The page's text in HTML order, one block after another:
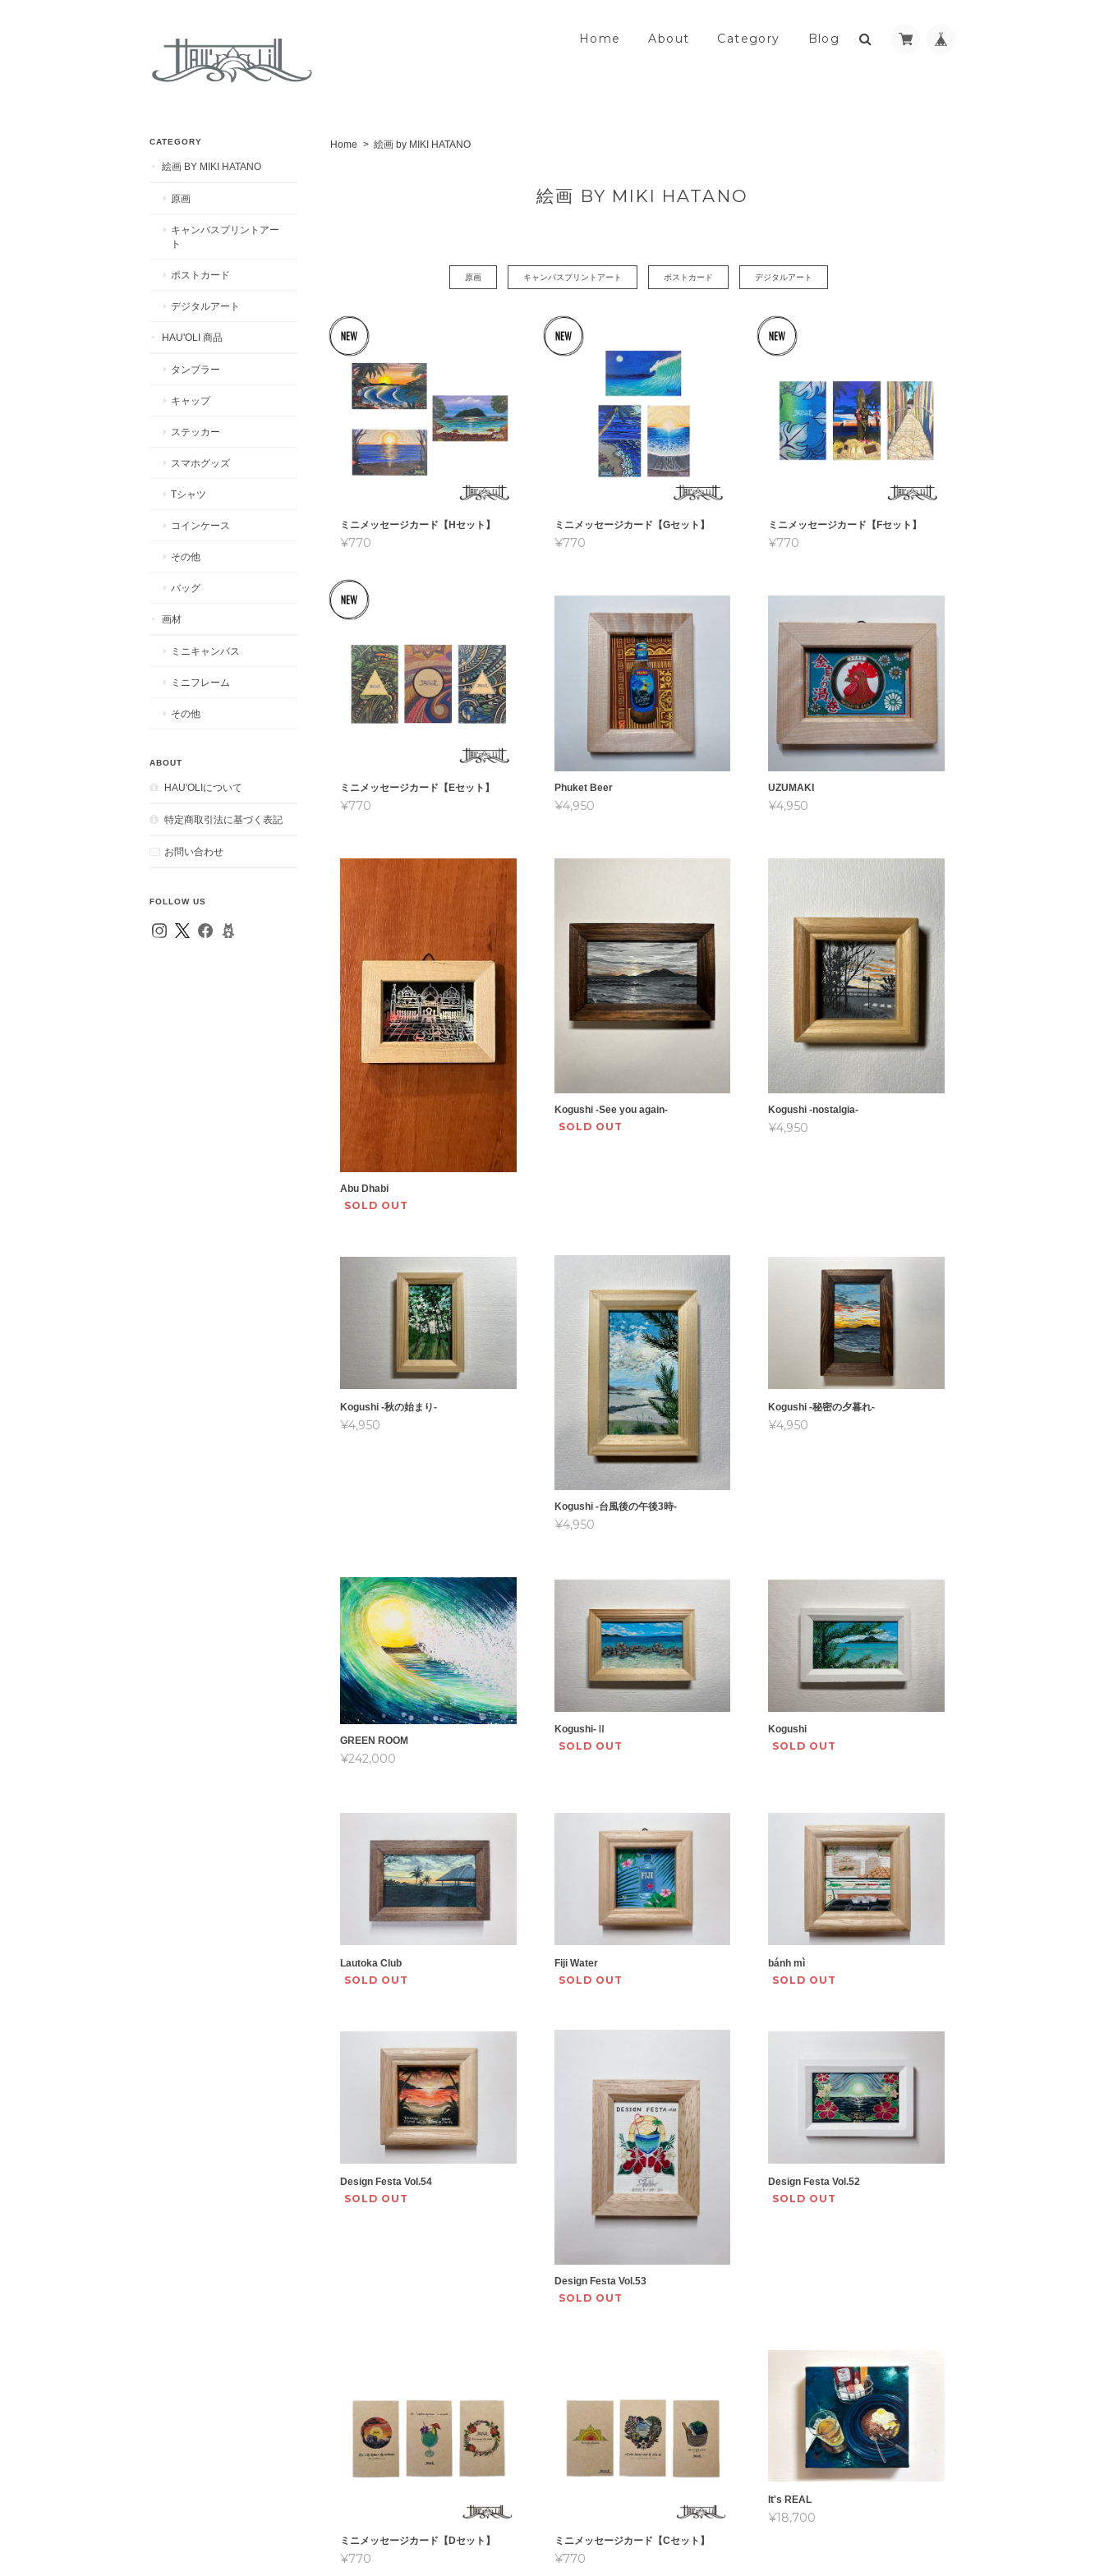
Home About Category Blog
Home 絵画 by MIKI HATANO
絵画 BY MIKI HATANO
原画 キャンバスプリントアート ポストカード デジタルアート
ミニメッセージカード【Hセット】
¥770
ミニメッセージカード【Gセット】
¥770
ミニメッセージカード【Fセット】
¥770
ミニメッセージカード【Eセット】
¥770
Phuket Beer
¥4,950
UZUMAKI
¥4,950
Abu Dhabi
SOLD OUT
Kogushi -See you again-
SOLD OUT
Kogushi -nostalgia-
¥4,950
Kogushi -秋の始まり-
¥4,950
Kogushi -台風後の午後3時-
¥4,950
Kogushi -秘密の夕暮れ-
¥4,950
GREEN ROOM
¥242,000
Kogushi-Ⅱ
SOLD OUT
Kogushi
SOLD OUT
Lautoka Club
SOLD OUT
Fiji Water
SOLD OUT
bánh mì
SOLD OUT
Design Festa Vol.54
SOLD OUT
Design Festa Vol.53
SOLD OUT
Design Festa Vol.52
SOLD OUT
ミニメッセージカード【Dセット】
¥770
ミニメッセージカード【Cセット】
¥770
It's REAL
¥18,700
CATEGORY
絵画 BY MIKI HATANO
原画
キャンバスプリントアー
ト
ポストカード
デジタルアート
HAU'OLI 商品
タンブラー
キャップ
ステッカー
スマホグッズ
Tシャツ
コインケース
その他
バッグ
画材
ミニキャンバス
ミニフレーム
その他
ABOUT
HAU'OLIについて
特定商取引法に基づく表記
お問い合わせ
FOLLOW US